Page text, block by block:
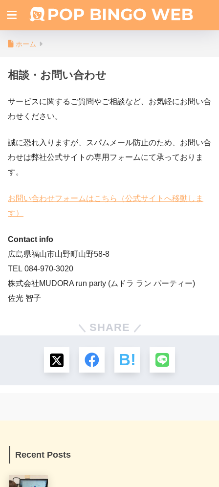
ホーム
相談・お問い合わせ
サービスに関するご質問やご相談など、お気軽にお問い合
わせください。
誠に恐れ入りますが、スパムメール防止のため、お問い合
わせは弊社公式サイトの専用フォームにて承っておりま
す。
お問い合わせフォームはこちら（公式サイトへ移動しま
す）
Contact info
広島県福山市山野町山野58-8
TEL 084-970-3020
株式会社MUDORA run party (ムドラ ラン パーティー)
佐光 智子
SHARE
Recent Posts